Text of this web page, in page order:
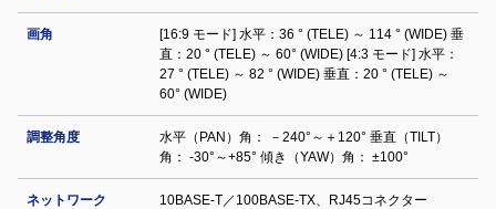
画角
[16:9 モード] 水平：36 ° (TELE) ～ 114 ° (WIDE) 垂
直：20 ° (TELE) ～ 60° (WIDE) [4:3 モード] 水平：
27 ° (TELE) ～ 82 ° (WIDE) 垂直：20 ° (TELE) ～
60° (WIDE)
調整角度
水平（PAN）角： －240°～＋120° 垂直（TILT）
角： -30°～+85° 傾き（YAW）角： ±100°
ネットワーク 10BASE-T／100BASE-TX、RJ45コネクター